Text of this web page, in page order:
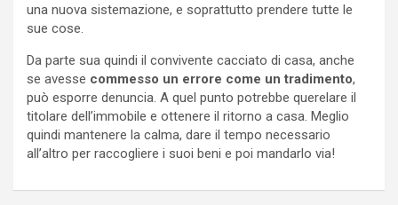
una nuova sistemazione, e soprattutto prendere tutte le
sue cose.
Da parte sua quindi il convivente cacciato di casa, anche
se avesse commesso un errore come un tradimento,
può esporre denuncia. A quel punto potrebbe querelare il
titolare dell’immobile e ottenere il ritorno a casa. Meglio
quindi mantenere la calma, dare il tempo necessario
all’altro per raccogliere i suoi beni e poi mandarlo via!